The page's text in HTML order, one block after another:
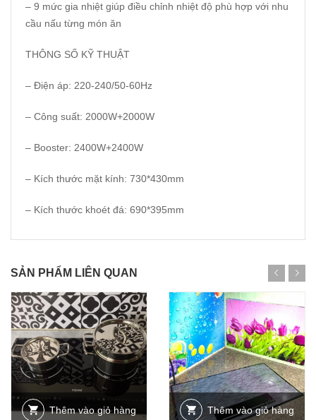
– 9 mức gia nhiệt giúp điều chỉnh nhiệt độ phù hợp với nhu
cầu nấu từng món ăn
THÔNG SỐ KỸ THUẬT
– Điện áp: 220-240/50-60Hz
– Công suất: 2000W+2000W
– Booster: 2400W+2400W
– Kích thước mặt kính: 730*430mm
– Kích thước khoét đá: 690*395mm
SẢN PHẨM LIÊN QUAN
Thêm vào giỏ hàng Thêm vào giỏ hàng